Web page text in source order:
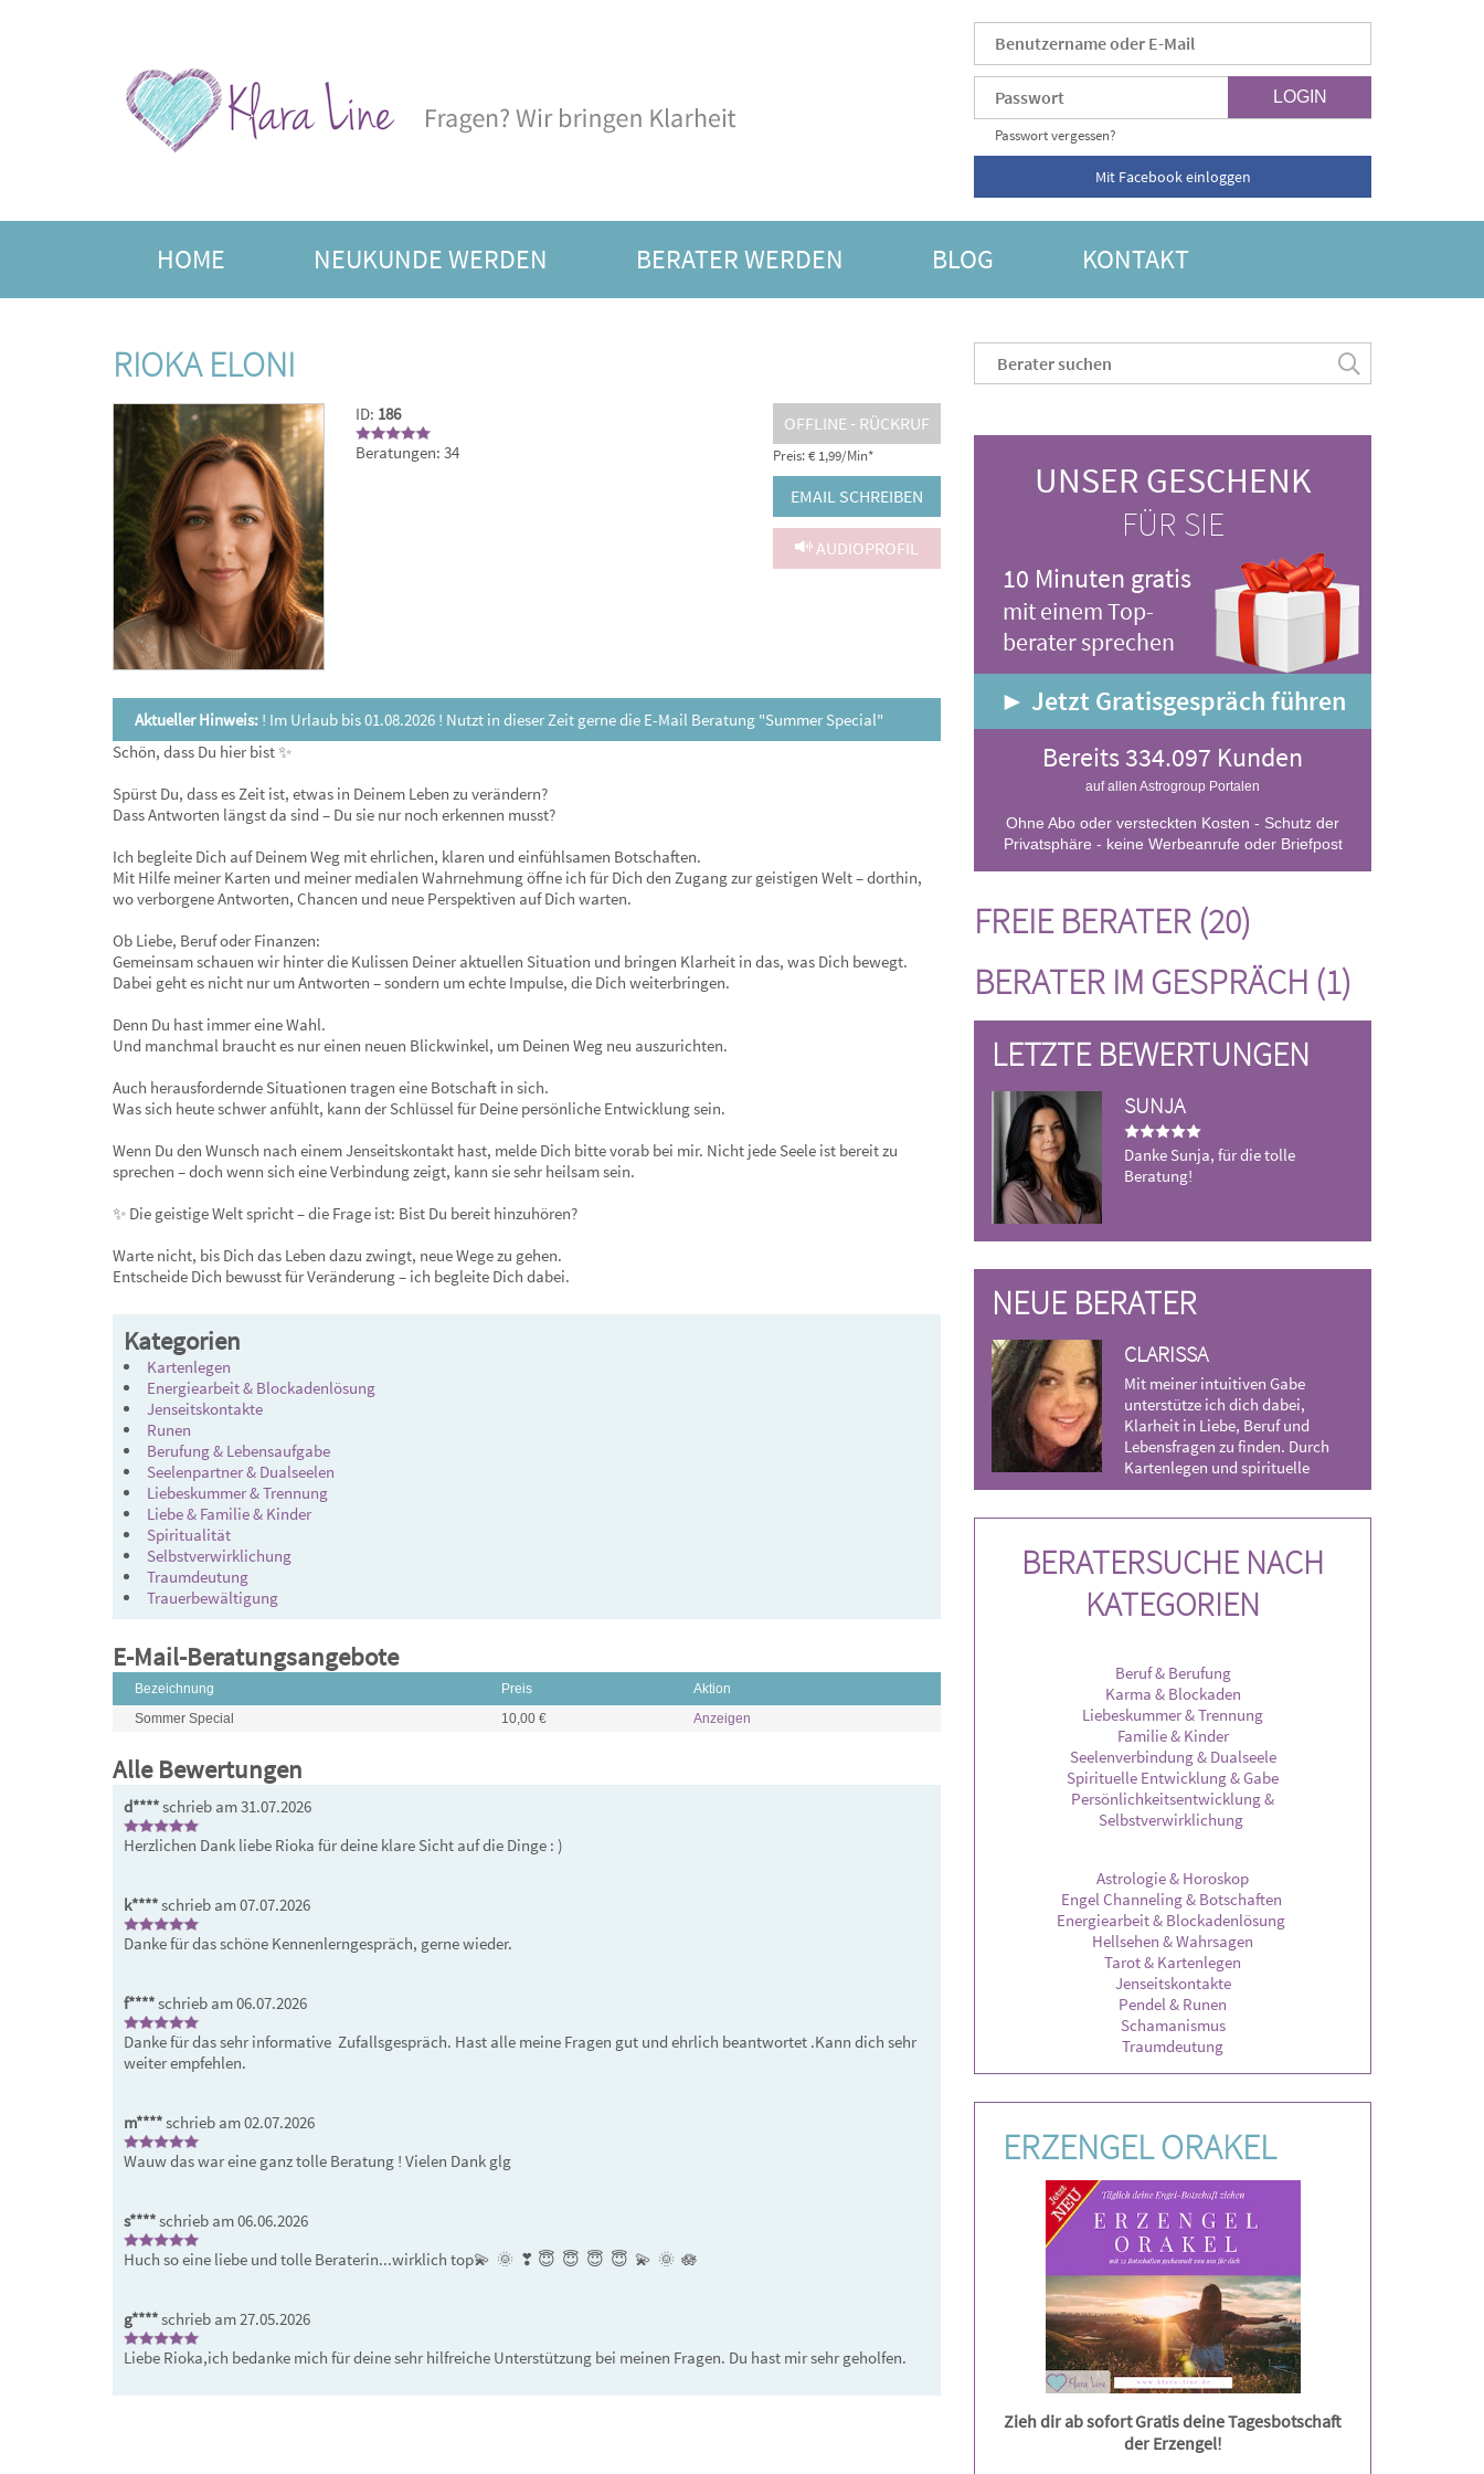
Passwort vergessen?
Mit Facebook einloggen
HOME NEUKUNDE WERDEN BERATER WERDEN BLOG KONTAKT
RIOKA ELONI
OFFLINE - RÜCKRUF
Preis: € 1,99/Min*
EMAIL SCHREIBEN
AUDIOPROFIL
ID: 186
Beratungen: 34
Aktueller Hinweis: ! Im Urlaub bis 01.08.2026 ! Nutzt in dieser Zeit gerne die E-Mail Beratung "Summer Special"
Schön, dass Du hier bist ✨
Spürst Du, dass es Zeit ist, etwas in Deinem Leben zu verändern?
Dass Antworten längst da sind – Du sie nur noch erkennen musst?
Ich begleite Dich auf Deinem Weg mit ehrlichen, klaren und einfühlsamen Botschaften.
Mit Hilfe meiner Karten und meiner medialen Wahrnehmung öffne ich für Dich den Zugang zur geistigen Welt – dorthin,
wo verborgene Antworten, Chancen und neue Perspektiven auf Dich warten.
Ob Liebe, Beruf oder Finanzen:
Gemeinsam schauen wir hinter die Kulissen Deiner aktuellen Situation und bringen Klarheit in das, was Dich bewegt.
Dabei geht es nicht nur um Antworten – sondern um echte Impulse, die Dich weiterbringen.
Denn Du hast immer eine Wahl.
Und manchmal braucht es nur einen neuen Blickwinkel, um Deinen Weg neu auszurichten.
Auch herausfordernde Situationen tragen eine Botschaft in sich.
Was sich heute schwer anfühlt, kann der Schlüssel für Deine persönliche Entwicklung sein.
Wenn Du den Wunsch nach einem Jenseitskontakt hast, melde Dich bitte vorab bei mir. Nicht jede Seele ist bereit zu
sprechen – doch wenn sich eine Verbindung zeigt, kann sie sehr heilsam sein.
✨ Die geistige Welt spricht – die Frage ist: Bist Du bereit hinzuhören?
Warte nicht, bis Dich das Leben dazu zwingt, neue Wege zu gehen.
Entscheide Dich bewusst für Veränderung – ich begleite Dich dabei.
Kategorien
Kartenlegen
Energiearbeit & Blockadenlösung
Jenseitskontakte
Runen
Berufung & Lebensaufgabe
Seelenpartner & Dualseelen
Liebeskummer & Trennung
Liebe & Familie & Kinder
Spiritualität
Selbstverwirklichung
Traumdeutung
Trauerbewältigung
E-Mail-Beratungsangebote
Bezeichnung Preis
Aktion
Sommer Special
10,00 € Anzeigen
Alle Bewertungen
d****schrieb am 31.07.2026
Herzlichen Dank liebe Rioka für deine klare Sicht auf die Dinge : )
k****schrieb am 07.07.2026
Danke für das schöne Kennenlerngespräch, gerne wieder.
f****schrieb am 06.07.2026
Danke für das sehr informative  Zufallsgespräch. Hast alle meine Fragen gut und ehrlich beantwortet .Kann dich sehr
weiter empfehlen.
m****schrieb am 02.07.2026
Wauw das war eine ganz tolle Beratung ! Vielen Dank glg
s****schrieb am 06.06.2026
Huch so eine liebe und tolle Beraterin...wirklich top💫  🌞  ❣ ️😇  😇  😇  😇  💫  🌞  🪷
g****schrieb am 27.05.2026
Liebe Rioka,ich bedanke mich für deine sehr hilfreiche Unterstützung bei meinen Fragen. Du hast mir sehr geholfen.
UNSER GESCHENK
FÜR SIE
10 Minuten gratis
mit einem Top-
berater sprechen
► Jetzt Gratisgespräch führen
Bereits 334.097 Kunden
auf allen Astrogroup Portalen
Ohne Abo oder versteckten Kosten - Schutz der
Privatsphäre - keine Werbeanrufe oder Briefpost
FREIE BERATER (20)
BERATER IM GESPRÄCH (1)
LETZTE BEWERTUNGEN
SUNJA
Danke Sunja, für die tolle
Beratung!
NEUE BERATER
CLARISSA
Mit meiner intuitiven Gabe
unterstütze ich dich dabei,
Klarheit in Liebe, Beruf und
Lebensfragen zu finden. Durch
Kartenlegen und spirituelle
Impulse begleite ich dich einfühlsam auf deinem freue mich auf Deinen Anruf ❤
BERATERSUCHE NACH
KATEGORIEN
Beruf & Berufung
Karma & Blockaden
Liebeskummer & Trennung
Familie & Kinder
Seelenverbindung & Dualseele
Spirituelle Entwicklung & Gabe
Persönlichkeitsentwicklung &
Selbstverwirklichung
Astrologie & Horoskop
Engel Channeling & Botschaften
Energiearbeit & Blockadenlösung
Hellsehen & Wahrsagen
Tarot & Kartenlegen
Jenseitskontakte
Pendel & Runen
Schamanismus
Traumdeutung
ERZENGEL ORAKEL
Zieh dir ab sofort Gratis deine Tagesbotschaft
der Erzengel!